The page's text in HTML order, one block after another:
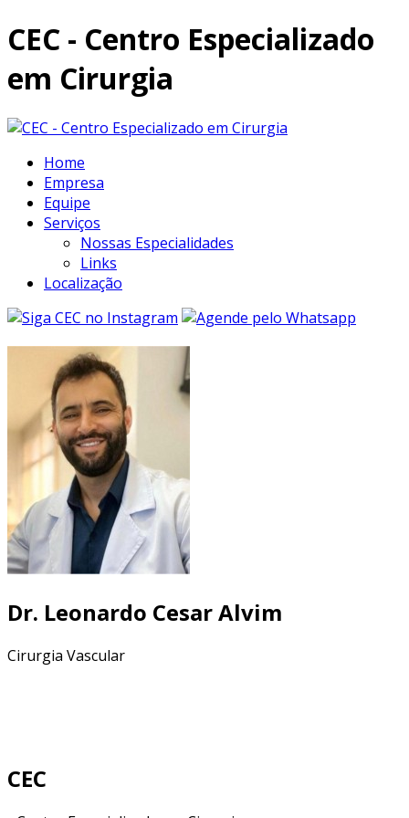
CEC - Centro Especializado
em Cirurgia
Home
Empresa
Equipe
Serviços
Nossas Especialidades
Links
Localização
Dr. Leonardo Cesar Alvim
Cirurgia Vascular
CEC